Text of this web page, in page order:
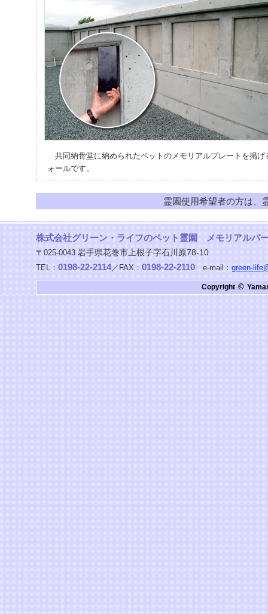
共同納骨堂に納められたペットのメモリアルプレートを掲げ
ォールです。
霊園使用希望者の方は、
株式会社グリーン・ライフのペット霊園 メモリアルパ
〒025-0043 岩手県花巻市上根子字石川原78-10
TEL： 0198-22-2114／FAX： 0198-22-2110 e-mail： green-
Copyright ©